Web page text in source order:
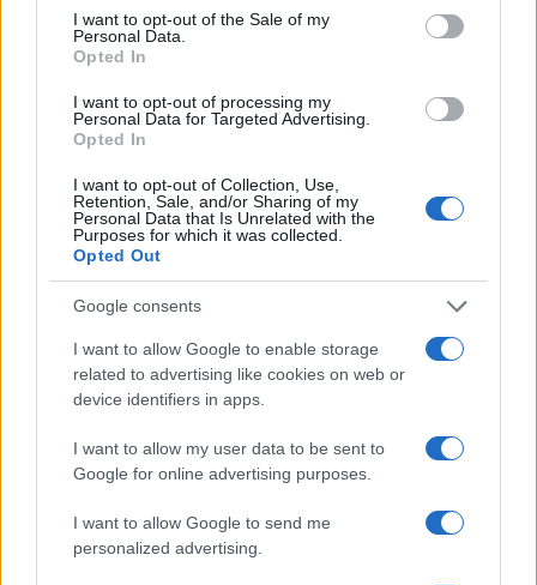
I want to opt-out of the Sale of my
Personal Data.
Opted In
I want to opt-out of processing my
Personal Data for Targeted Advertising.
Opted In
I want to opt-out of Collection, Use,
Retention, Sale, and/or Sharing of my
Personal Data that Is Unrelated with the
Purposes for which it was collected.
Opted Out
Google consents
I want to allow Google to enable storage
related to advertising like cookies on web or
device identifiers in apps.
I want to allow my user data to be sent to
Google for online advertising purposes.
I want to allow Google to send me
personalized advertising.
Costituzione, per quanto offensiva e sgradevole
possa essere per la maggior parte della società.
dissenso è un comportamento protetto dalla
costituzione».
Il giudice Kennedy, scrisse: «È irritante ma di
importanza fondamentale che la bandiera
protegga anche coloro che l’oltraggiano». Ma
questo è il significato del simbolo inteso in senso
libertario. I massimi giudici americani discussero
a lungo di un simbolo, che non rappresenta solo
un pezzo di stoffa, ma una concezione della
libertà fondamentale. Quando Zagrebelsky
scriveva questo interessante saggetto, la cultura
woke, non era ancora presente in America. I
giudici della massima corte decisero che valeva la